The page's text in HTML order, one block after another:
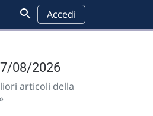
Accedi
08/2026
articoli della